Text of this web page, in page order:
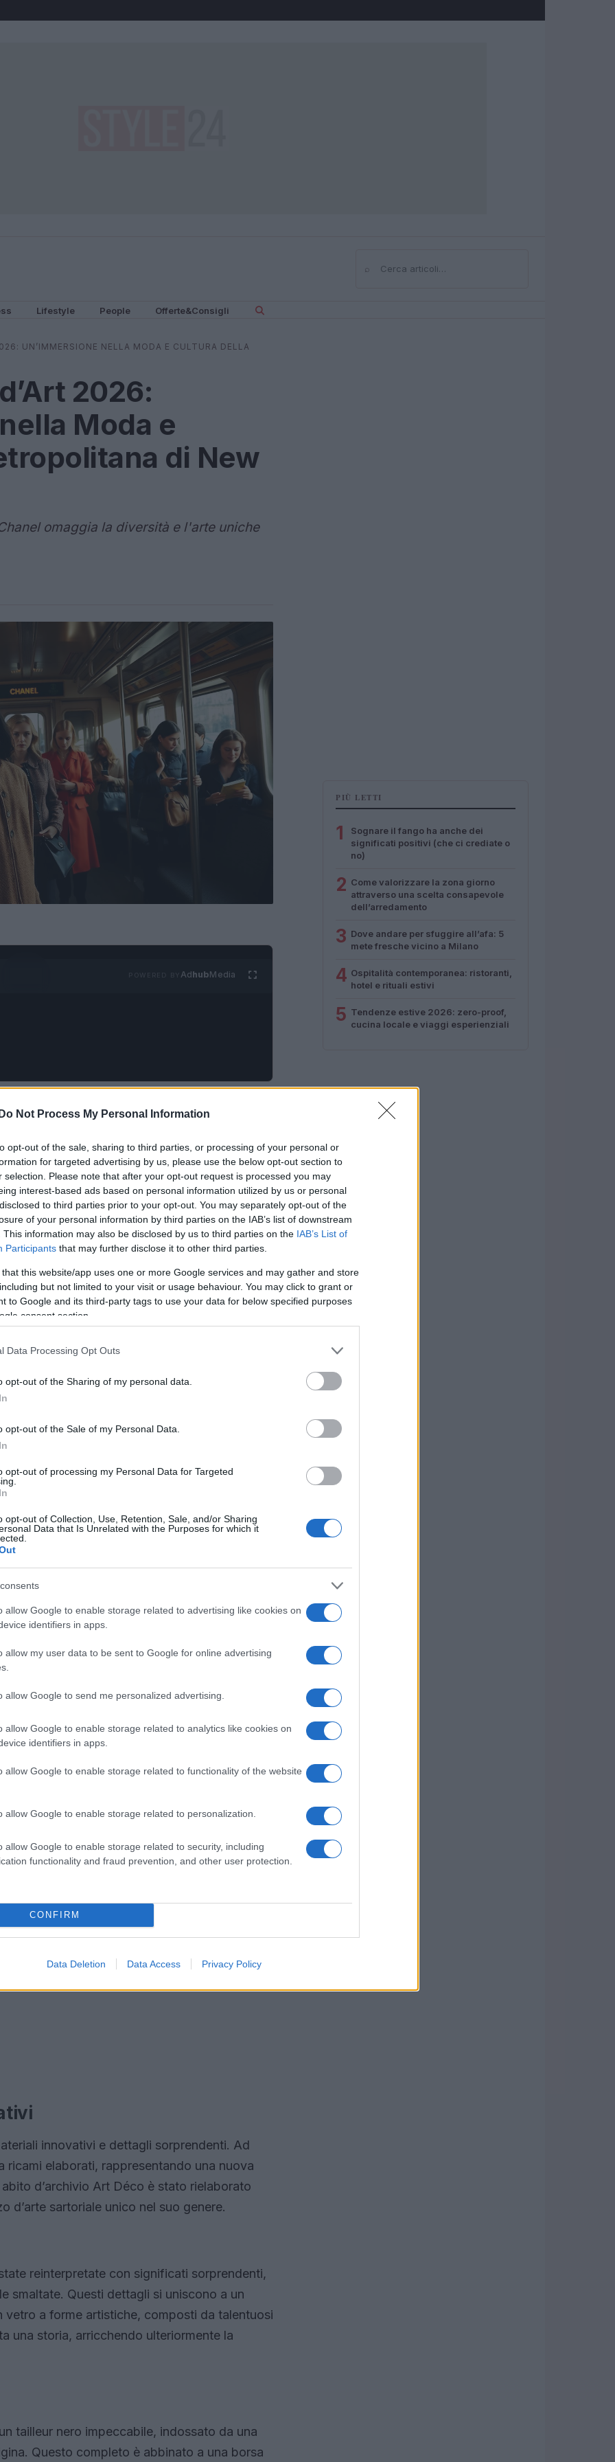
Do Not Process My Personal Information
opt-out of the sale, sharing to third parties, or processing of your personal or
for targeted advertising by us, please use the below opt-out section to
selection. Please note that after your opt-out request is processed you may
interest-based ads based on personal information utilized by us or personal
to third parties prior to your opt-out. You may separately opt-out of the
of your personal information by third parties on the IAB’s list of downstream
This information may also be disclosed by us to third parties on the IAB’s List of
Participants that may further disclose it to other third parties.
that this website/app uses one or more Google services and may gather and store
but not limited to your visit or usage behaviour. You may click to grant or
to Google and its third-party tags to use your data for below specified purposes
consent section.
Data Processing Opt Outs
opt-out of the Sharing of my personal data.
opt-out of the Sale of my Personal Data.
opt-out of processing my Personal Data for Targeted
opt-out of Collection, Use, Retention, Sale, and/or Sharing
Data that Is Unrelated with the Purposes for which it
allow Google to enable storage related to advertising like cookies on
identifiers in apps.
allow my user data to be sent to Google for online advertising
allow Google to send me personalized advertising.
allow Google to enable storage related to analytics like cookies on
identifiers in apps.
allow Google to enable storage related to functionality of the website
allow Google to enable storage related to personalization.
allow Google to enable storage related to security, including
functionality and fraud prevention, and other user protection.
CONFIRM
Data Deletion Data Access Privacy Policy
⌕Cerca
Lifestyle People Offerte&Consigli
UN’IMMERSIONE NELLA MODA E CULTURA DELLA
2026:
Moda e
di New
omaggia la diversità e l'arte uniche
AdhubMedia
sfondo alla presentazione della collezione
è unmicrocosmovibrante, un luogo
da ogni angolo del mondo, ognuna
ambiente, affermando che la
dove si incontrano studenti, professionisti
in una forma di espressione e identità,
propria storia
e lo spazio
di navigare tra epoche e stili, partendo
crea una narrazione non lineare che
d’Art, simbolo dell’eccellenza di Chanel.
ispirazione da un
donne in carriera e ballerine. Ognuno di
comune passione per la moda.
innovativi e dettagli sorprendenti. Ad
ricami elaborati, rappresentando una nuova
d’archivio Art Déco è stato rielaborato
d’arte sartoriale unico nel suo genere.
reinterpretate con significati sorprendenti,
smaltate. Questi dettagli si uniscono a un
a forme artistiche, composti da talentuosi
una storia, arricchendo ulteriormente la
tailleur nero impeccabile, indossato da una
Questo completo è abbinato a una borsa
PIÙ LETTI
1
Sognare il fango ha anche dei
significati positivi (che ci crediate o
no)
2 Come valorizzare la zona giorno
attraverso una scelta consapevole
dell’arredamento
3 Dove andare per sfuggire all’afa: 5
mete fresche vicino a Milano
4 Ospitalità contemporanea: ristoranti,
hotel e rituali estivi
5 Tendenze estive 2026: zero-proof,
cucina locale e viaggi esperienziali